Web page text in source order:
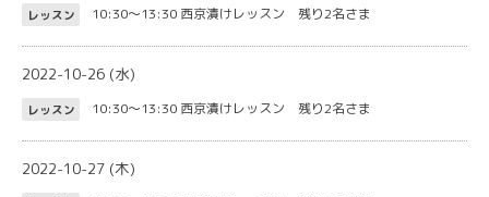
レッスン 10:30～13:30 西京漬けレッスン 残り2名さま
2022-10-26 (水)
レッスン 10:30～13:30 西京漬けレッスン 残り2名さま
2022-10-27 (木)